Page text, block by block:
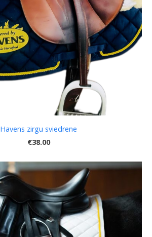
Havens zirgu sviedrene
€38.00